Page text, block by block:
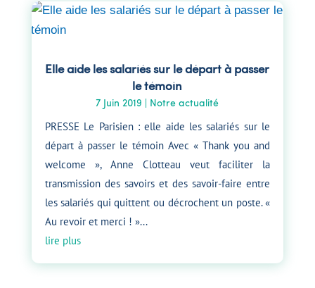
Elle aide les salariés sur le départ à passer
le témoin
7 Juin 2019 Notre actualité
PRESSE Le Parisien : elle aide les salariés sur le
départ à passer le témoin Avec « Thank you and
welcome », Anne Clotteau veut faciliter la
transmission des savoirs et des savoir-faire entre
les salariés qui quittent ou décrochent un poste. «
Au revoir et merci ! »...
lire plus